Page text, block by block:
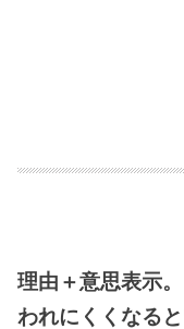
理由＋意思表示
われにくくなる